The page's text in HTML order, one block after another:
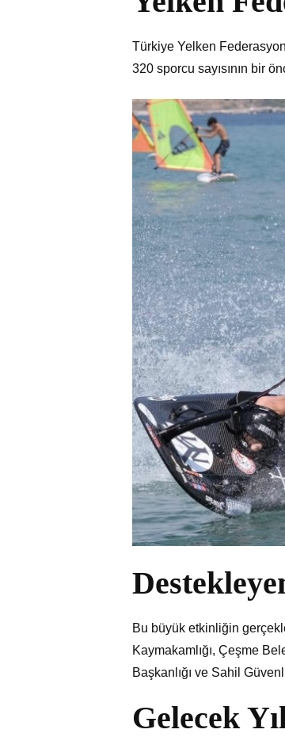
Türkiye Yelken
320 sporcu sayısının bir
Bu büyük etkinliğin
Kaymakamlığı, Çeşme
Başkanlığı ve Sahil
Gelecek